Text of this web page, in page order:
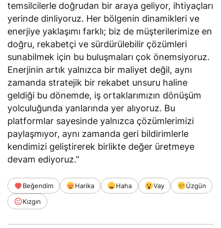
temsilcilerle doğrudan bir araya geliyor, ihtiyaçları
yerinde dinliyoruz. Her bölgenin dinamikleri ve
enerjiye yaklaşımı farklı; biz de müşterilerimize en
doğru, rekabetçi ve sürdürülebilir çözümleri
sunabilmek için bu buluşmaları çok önemsiyoruz.
Enerjinin artık yalnızca bir maliyet değil, aynı
zamanda stratejik bir rekabet unsuru haline
geldiği bu dönemde, iş ortaklarımızın dönüşüm
yolculuğunda yanlarında yer alıyoruz. Bu
platformlar sayesinde yalnızca çözümlerimizi
paylaşmıyor, aynı zamanda geri bildirimlerle
kendimizi geliştirerek birlikte değer üretmeye
devam ediyoruz.”
Beğendim Harika Haha Vay
Üzgün
Kızgın